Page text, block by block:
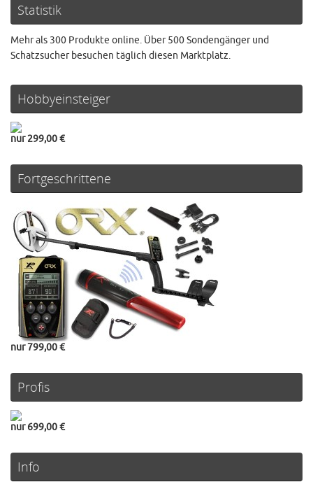
Statistik
Mehr als 300 Produkte online. Über 500 Sondengänger und
Schatzsucher besuchen täglich diesen Marktplatz.
Hobbyeinsteiger
nur 299,00 €
Fortgeschrittene
nur 799,00 €
Profis
nur 699,00 €
Info